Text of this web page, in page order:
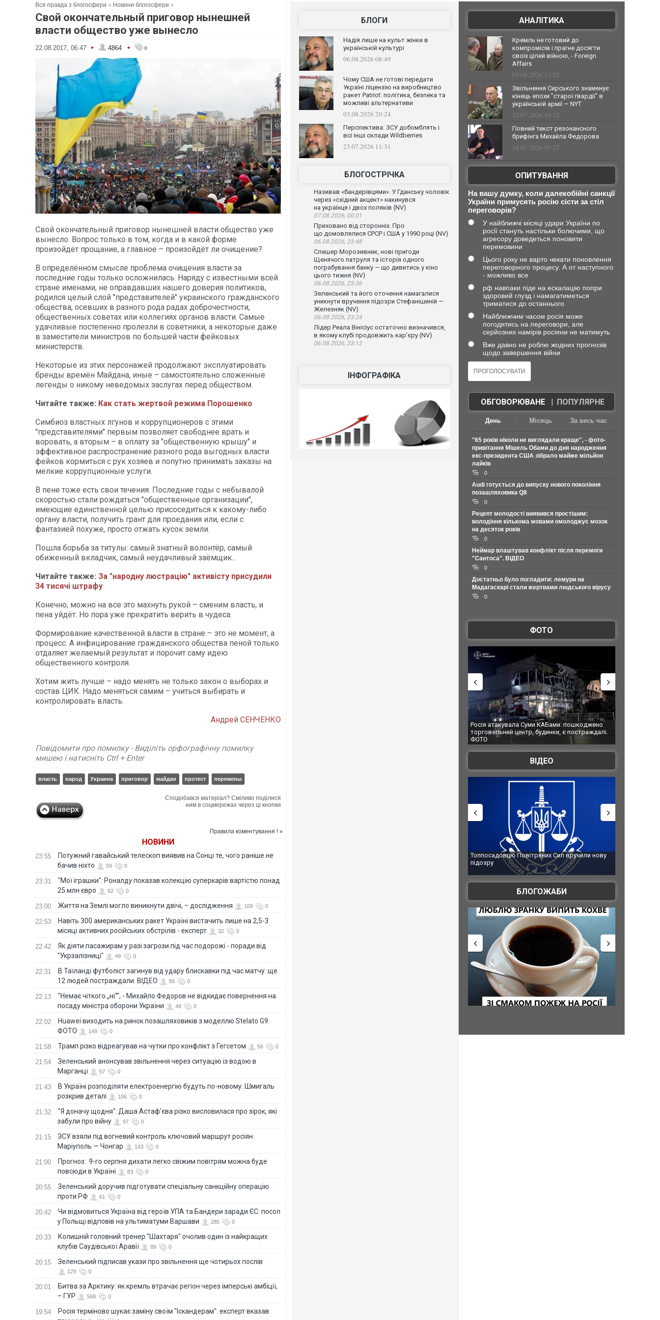
Вся правда з блогосфери » Новини блогосфери »
Свой окончательный приговор нынешней
власти общество уже вынесло
22.08.2017, 06:47 • 4864 • 0
Свой окончательный приговор нынешней власти общество уже
вынесло. Вопрос только в том, когда и в какой форме
произойдёт прощание, а главное – произойдёт ли очищение?
В определённом смысле проблема очищения власти за
последние годы только осложнилась. Наряду с известными всей
стране именами, не оправдавших нашего доверия политиков,
родился целый слой "представителей" украинского гражданского
общества, осевших в разного рода радах доброчестности,
общественных советах или коллегиях органов власти. Самые
удачливые постепенно пролезли в советники, а некоторые даже
в заместители министров по большей части фейковых
министерств.
Некоторые из этих персонажей продолжают эксплуатировать
бренды времён Майдана, иные – самостоятельно сложенные
легенды о никому неведомых заслугах перед обществом.
Читайте также: Как стать жертвой режима Порошенко
Симбиоз властных лгунов и коррупционеров с этими
"представителями" первым позволяет свободнее врать и
воровать, а вторым – в оплату за "общественную крышу" и
эффективное распространение разного рода выгодных власти
фейков кормиться с рук хозяев и попутно принимать заказы на
мелкие коррупционные услуги.
В пене тоже есть свои течения. Последние годы с небывалой
скоростью стали рождаться "общественные организации",
имеющие единственной целью присоседиться к какому-либо
органу власти, получить грант для проедания или, если с
фантазией похуже, просто отжать кусок земли.
Пошла борьба за титулы: самый знатный волонтёр, самый
обиженный вкладчик, самый неудачливый заёмщик...
Читайте также: За "народну люстрацію" активісту присудили
34 тисячі штрафу
Конечно, можно на все это махнуть рукой – сменим власть, и
пена уйдёт. Но пора уже прекратить верить в чудеса.
Формирование качественной власти в стране – это не момент, а
процесс. А инфицирование гражданского общества пеной только
отдаляет желаемый результат и порочит саму идею
общественного контроля.
Хотим жить лучше – надо менять не только закон о выборах и
состав ЦИК. Надо меняться самим – учиться выбирать и
контролировать власть.
Андрей СЕНЧЕНКО
Повідомити про помилку - Виділіть орфографічну помилку
мишею і натисніть Ctrl + Enter
власть народ Украина приговор майдан протест перемены
Сподобався матеріал? Сміливо поділися
ним в соцмережах через ці кнопки
Правила коментування ! »
НОВИНИ
23:55
Потужний гавайський телескоп виявив на Сонці те, чого раніше не
бачив ніхто
59 0
23:31
"Мої іграшки": Роналду показав колекцію суперкарів вартістю понад
25 млн євро
62 0
23:00 Життя на Землі могло виникнути двічі, – дослідження 109 0
22:53
Навіть 300 американських ракет Україні вистачить лише на 2,5-3
місяці активних російських обстрілів - експерт
32 0
22:42
Як діяти пасажирам у разі загрози під час подорожі - поради від
"Укрзалізниці"
49 0
22:31
В Таїланді футболіст загинув від удару блискавки під час матчу: ще
12 людей постраждали. ВІДЕО
56 0
22:13
"Немає чіткого „ні“", - Михайло Федоров не відкидає повернення на
посаду міністра оборони України
48 0
22:02
Huawei виходить на ринок позашляховиків з моделлю Stelato G9.
ФОТО
149 0
21:58 Трамп різко відреагував на чутки про конфлікт з Гегсетом 56 0
21:54
Зеленський анонсував звільнення через ситуацію із водою в
Марганці
57 0
21:43
В Україні розподіляти електроенергію будуть по-новому: Шмигаль
розкрив деталі
106 0
21:32
"Я доначу щодня": Даша Астаф'єва різко висловилася про зірок, які
забули про війну
97 0
21:15
ЗСУ взяли під вогневий контроль ключовий маршрут росіян
Маріуполь — Чонгар
143 0
21:00
Прогноз: 9-го серпня дихати легко свіжим повітрям можна буде
повсюди в Україні
83 0
20:55
Зеленський доручив підготувати спеціальну санкційну операцію
проти РФ
61 0
20:42
Чи відмовиться Україна від героїв УПА та Бандери заради ЄС: посол
у Польщі відповів на ультиматуми Варшави
285 0
20:33
Колишній головний тренер "Шахтаря" очолив один із найкращих
клубів Саудівської Аравії
89 0
20:15 Зеленський підписав укази про звільнення ще чотирьох послів
129 0
20:01
Битва за Арктику: як кремль втрачає регіон через імперські амбіції,
– ГУР
568 0
19:54
Росія терміново шукає заміну своїм "Іскандерам": експерт вказав
БЛОГИ
Надія лише на культ жінки в
українській культурі
06.08.2026 08:49
Чому США не готові передати
Україні ліцензію на виробництво
ракет Patriot: політика, безпека та
можливі альтернативи
03.08.2026 20:24
Перспектива: ЗСУ добомблять і
всі інші склади Wildberries
23.07.2026 11:31
БЛОГОСТРІЧКА
Називав «бандерівцями». У Гданську чоловік
через «східний акцент» накинувся
на українця і двох поляків (NV)
07.08.2026, 00:01
Приховано від сторонніх. Про
що домовлялися СРСР і США у 1990 році (NV)
06.08.2026, 23:48
Слешер Морозивник, нові пригоди
Щенячого патруля та історія одного
пограбування банку — що дивитись у кіно
цього тижня (NV)
06.08.2026, 23:36
Зеленський та його оточення намагалися
уникнути вручення підозри Стефанішиній —
Железняк (NV)
06.08.2026, 23:24
Лідер Реала Вінісіус остаточно визначився,
в якому клубі продовжить кар'єру (NV)
06.08.2026, 23:12
ІНФОГРАФІКА
АНАЛІТИКА
Кремль не готовий до
компромісів і прагне досягти
своїх цілей війною, - Foreign
Affairs
03.08.2026 13:02
Звільнення Сирського знаменує
кінець епохи "старої гвардії" в
українській армії — NYT
23.07.2026 10:32
Повний текст резонансного
брифінга Михайла Федорова
18.07.2026 09:27
ОПИТУВАННЯ
На вашу думку, коли далекобійні санкції
України примусять росію сісти за стіл
переговорів?
У найближчі місяці удари України по
росії стануть настільки болючими, що
агресору доведеться поновити
перемовини
Цього року не варто чекати поновлення
переговорного процесу. А от наступного
- можливо все
рф навпаки піде на ескалацію попри
здоровий глузд і намагатиметься
триматися до останнього
Найближчим часом росія може
погодитись на переговори, але
серйозних намірів росіяни не матимуть
Вже давно не роблю жодних прогнозів
щодо завершення війни
ОБГОВОРЮВАНЕ| ПОПУЛЯРНЕ
День Місяць За весь час
"65 років ніколи не виглядали краще", - фото-
привітання Мішель Обами до дня народження
екс-президента США зібрало майже мільйон
лайків
0
Audi готується до випуску нового покоління
позашляховика Q8
0
Рецепт молодості виявився простішим:
володіння кількома мовами омолоджує мозок
на десяток років
0
Неймар влаштував конфлікт після перемоги
"Сантоса". ВІДЕО
0
Достатньо було погладити: лемури на
Мадагаскарі стали жертвами людського вірусу
0
ФОТО
Росія атакувала Суми КАБами: пошкоджено
торговельний центр, будинки, є постраждалі.
Українські надзвичайники врятували козуленя
під час ліквідації масштабної лісової пожежі у
ВІДЕО
Топпосадовцю Повітряних Сил вручили нову
Сили оборони уразили Ярославський НПЗ:
губернатор регіону заявив про наймасштабнішу
атаку. ВІДЕО
БЛОГОЖАБИ